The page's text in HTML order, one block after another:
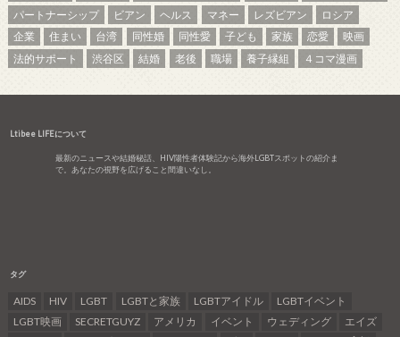
パートナーシップ
ビアン ヘルス マネー レズビアン
ロシア
企業
住まい 台湾 同性婚 同性愛 子ども 家族 恋愛
映画
法的サポート
渋谷区 結婚 老後 職場 養子縁組 ４コマ漫画
Ltibee LIFEについて
最新のニュースや結婚秘話、HIV陽性者体験記から海外LGBTスポットの紹介ま
で。あなたの視野を広げること間違いなし。
タグ
AIDS HIV LGBT LGBTと家族 LGBTアイドル
LGBTイベント
LGBT映画
SECRETGUYZ アメリカ イベント ウェディング
エイズ